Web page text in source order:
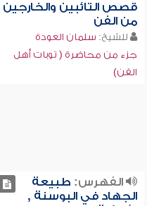
قصص التائبين والخارجين
من الفن
للشيخ: سلمان العودة
جزء من محاضرة ( توبات أهل
الفن)
الفهرس: طبيعة
الجهاد في البوسنة ,